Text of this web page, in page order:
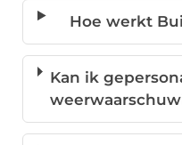
Hoe werkt
Kan ik